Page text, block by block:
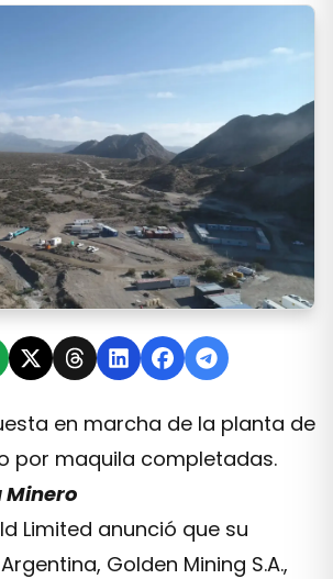
Gold firma contratos de
en marcha de la planta de
por maquila completadas.
Minero
Limited anunció que su
Golden Mining S.A.,